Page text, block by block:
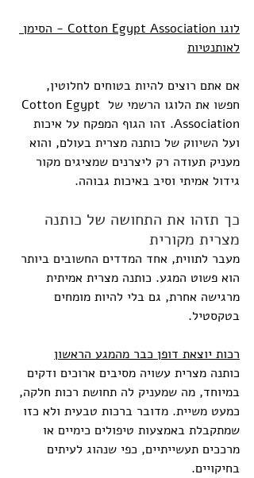
לוגו Cotton Egypt Association - הסימן
לאותנטיות
אם אתם רוצים להיות בטוחים לחלוטין,
חפשו את הלוגו הרשמי של Cotton Egypt
Association. זהו הגוף המפקח על איכות
ועל השיווק של כותנה מצרית בעולם, והוא
מעניק תעודה רק ליצרנים שמציגים מקור
גידול אמיתי וסיב באיכות גבוהה.
כך תזהו את התחושה של כותנה
מצרית מקורית
מעבר לתווית, אחד המדדים החשובים ביותר
הוא פשוט המגע. כותנה מצרית אמיתית
מרגישה אחרת, גם בלי להיות מומחים
בטקסטיל.
רכות יוצאת דופן כבר מהמגע הראשון
כותנה מצרית עשויה מסיבים ארוכים ודקים
במיוחד, מה שמעניק לה תחושת רכות חלקה,
כמעט משיית. מדובר ברכות טבעית ולא כזו
שמתקבלת באמצעות טיפולים כימיים או
מרככים תעשייתיים, כפי שנהוג לעיתים
בחיקויים.